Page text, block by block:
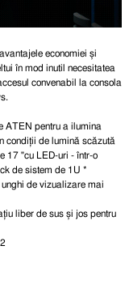
economiei și
în mod inutil necesitatea
convenabil la consola
ATEN pentru a ilumina
condiții de lumină scăzută
17 "cu LED-uri - într-o
de sistem de 1U *
de vizualizare mai
liber de sus și jos pentru